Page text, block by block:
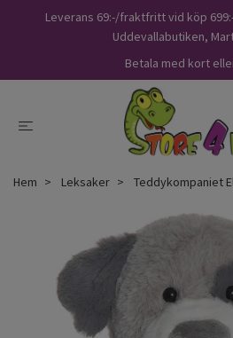
Leverans 69:-/fraktfritt vid köp
Uddevallabutiken,
Betala med kort
Hem Leksaker Teddykompaniet